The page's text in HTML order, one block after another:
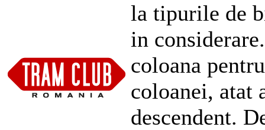
la tipurile de
in
coloana
coloanei, atat
descendent.